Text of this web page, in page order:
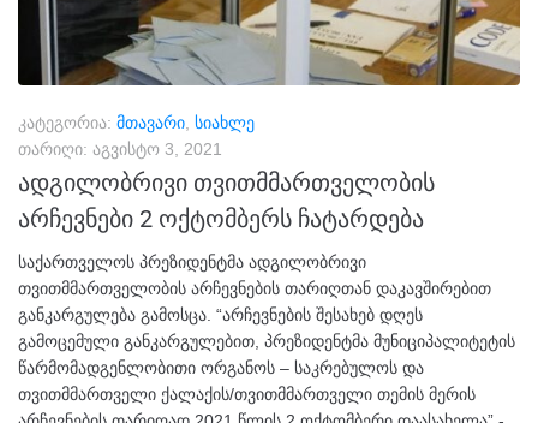
კატეგორია: მთავარი სიახლე
თარიღი: აგვისტო 3, 2021
ადგილობრივი თვითმმართველობის
არჩევნები 2 ოქტომბერს ჩატარდება
საქართველოს პრეზიდენტმა ადგილობრივი
თვითმმართველობის არჩევნების თარიღთან დაკავშირებით
განკარგულება გამოსცა. “არჩევნების შესახებ დღეს
გამოცემული განკარგულებით, პრეზიდენტმა მუნიციპალიტეტის
წარმომადგენლობითი ორგანოს – საკრებულოს და
თვითმმართველი ქალაქის/თვითმმართველი თემის მერის